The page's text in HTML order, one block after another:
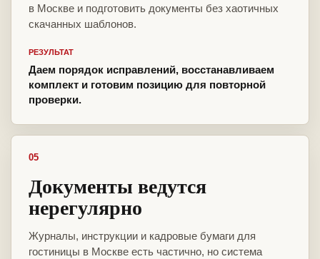
в Москве и подготовить документы без хаотичных
скачанных шаблонов.
РЕЗУЛЬТАТ
Даем порядок исправлений, восстанавливаем
комплект и готовим позицию для повторной
проверки.
05
Документы ведутся
нерегулярно
Журналы, инструкции и кадровые бумаги для
гостиницы в Москве есть частично, но система